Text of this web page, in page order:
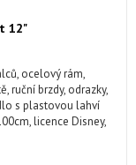
12"
ocelový rám,
ruční brzdy, odrazky,
s plastovou lahví
licence Disney,